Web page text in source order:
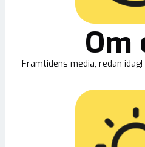
Om
Framtidens media, redan